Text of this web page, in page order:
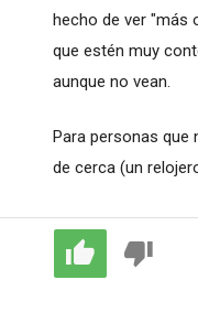
hecho de ver "más
que estén muy
aunque no vean.
Para personas que
de cerca (un